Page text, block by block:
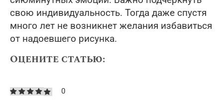
свою индивидуальность. Тогда даже спустя
много лет не возникнет желания избавиться
от надоевшего рисунка.
Оцените статью:
0